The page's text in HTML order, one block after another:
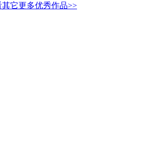
它更多优秀作品>>